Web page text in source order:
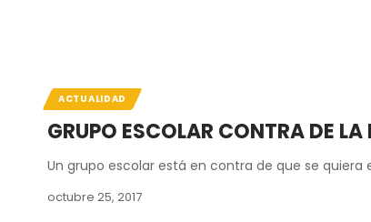
ACTUALIDAD
GRUPO ESCOLAR CONTRA DE
Un grupo escolar está en contra de que se quiera
octubre 25, 2017